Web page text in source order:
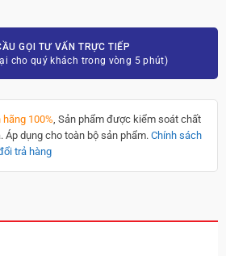
GỌI TƯ VẤN TRỰC TIẾP
cho quý khách trong vòng 5 phút)
100%, Sản phẩm được kiểm soát chất
Áp dụng cho toàn bộ sản phẩm. Chính sách
trả hàng